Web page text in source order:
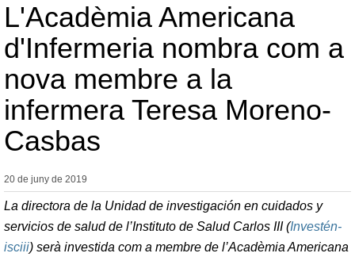
L'Acadèmia Americana
d'Infermeria nombra com a
nova membre a la
infermera Teresa Moreno-
Casbas
20 de juny de 2019
La directora de la Unidad de investigación en cuidados y
servicios de salud de l’Instituto de Salud Carlos III (Investén-
isciii) serà investida com a membre de l’Acadèmia Americana